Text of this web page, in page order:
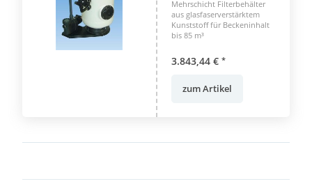
85m³
Mehrschicht Filterbehälter
aus glasfaserverstärktem
Kunststoff für Beckeninhalt
bis 85 m³
3.843,44 € *
zum Artikel